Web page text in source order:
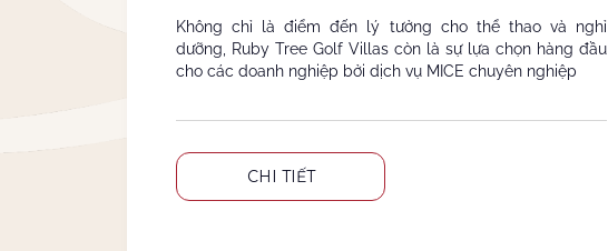
Không chỉ là điểm đến lý tưởng cho thể thao và nghỉ
dưỡng, Ruby Tree Golf Villas còn là sự lựa chọn hàng đầu
cho các doanh nghiệp bởi dịch vụ MICE chuyên nghiệp
CHI TIẾT